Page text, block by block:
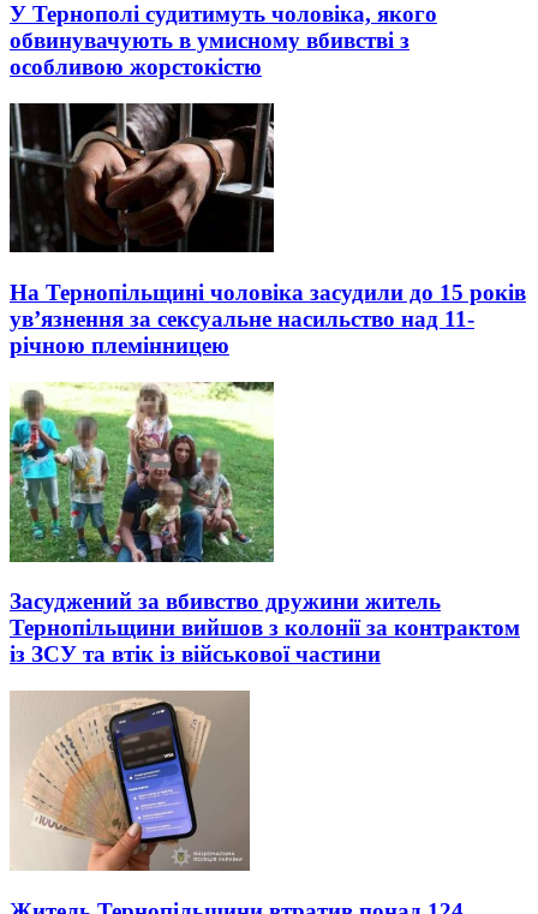
У Тернополі судитимуть чоловіка, якого
обвинувачують в умисному вбивстві з
особливою жорстокістю
На Тернопільщині чоловіка засудили до 15 років
ув’язнення за сексуальне насильство над 11-
річною племінницею
Засуджений за вбивство дружини житель
Тернопільщини вийшов з колонії за контрактом
із ЗСУ та втік із військової частини